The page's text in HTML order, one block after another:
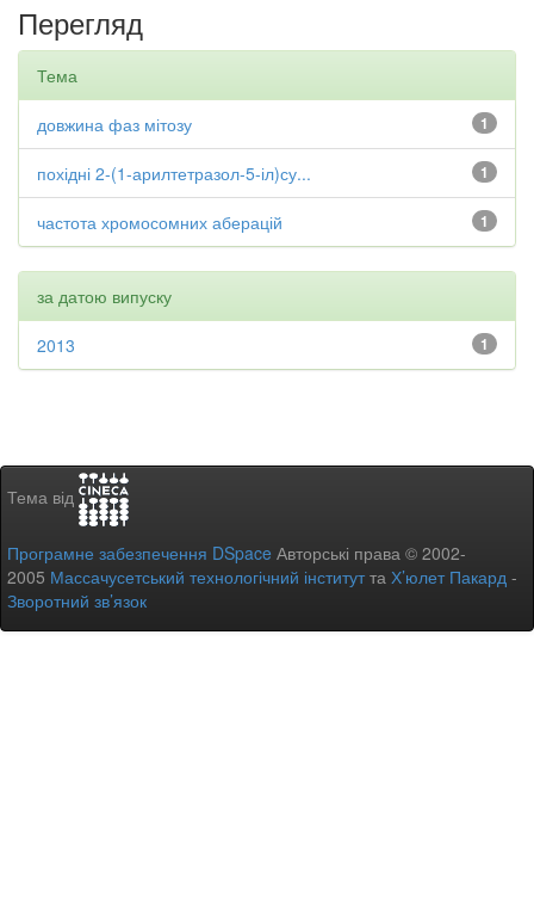
Перегляд
Тема
1
довжина фаз мітозу
1
похідні 2-(1-арилтетразол-5-іл)су...
1
частота хромосомних аберацій
за датою випуску
1
2013
Тема від
Програмне забезпечення DSpace Авторські права © 2002-
2005 Массачусетський технологічний інститутта Х’юлет Пакард -
Зворотний зв’язок